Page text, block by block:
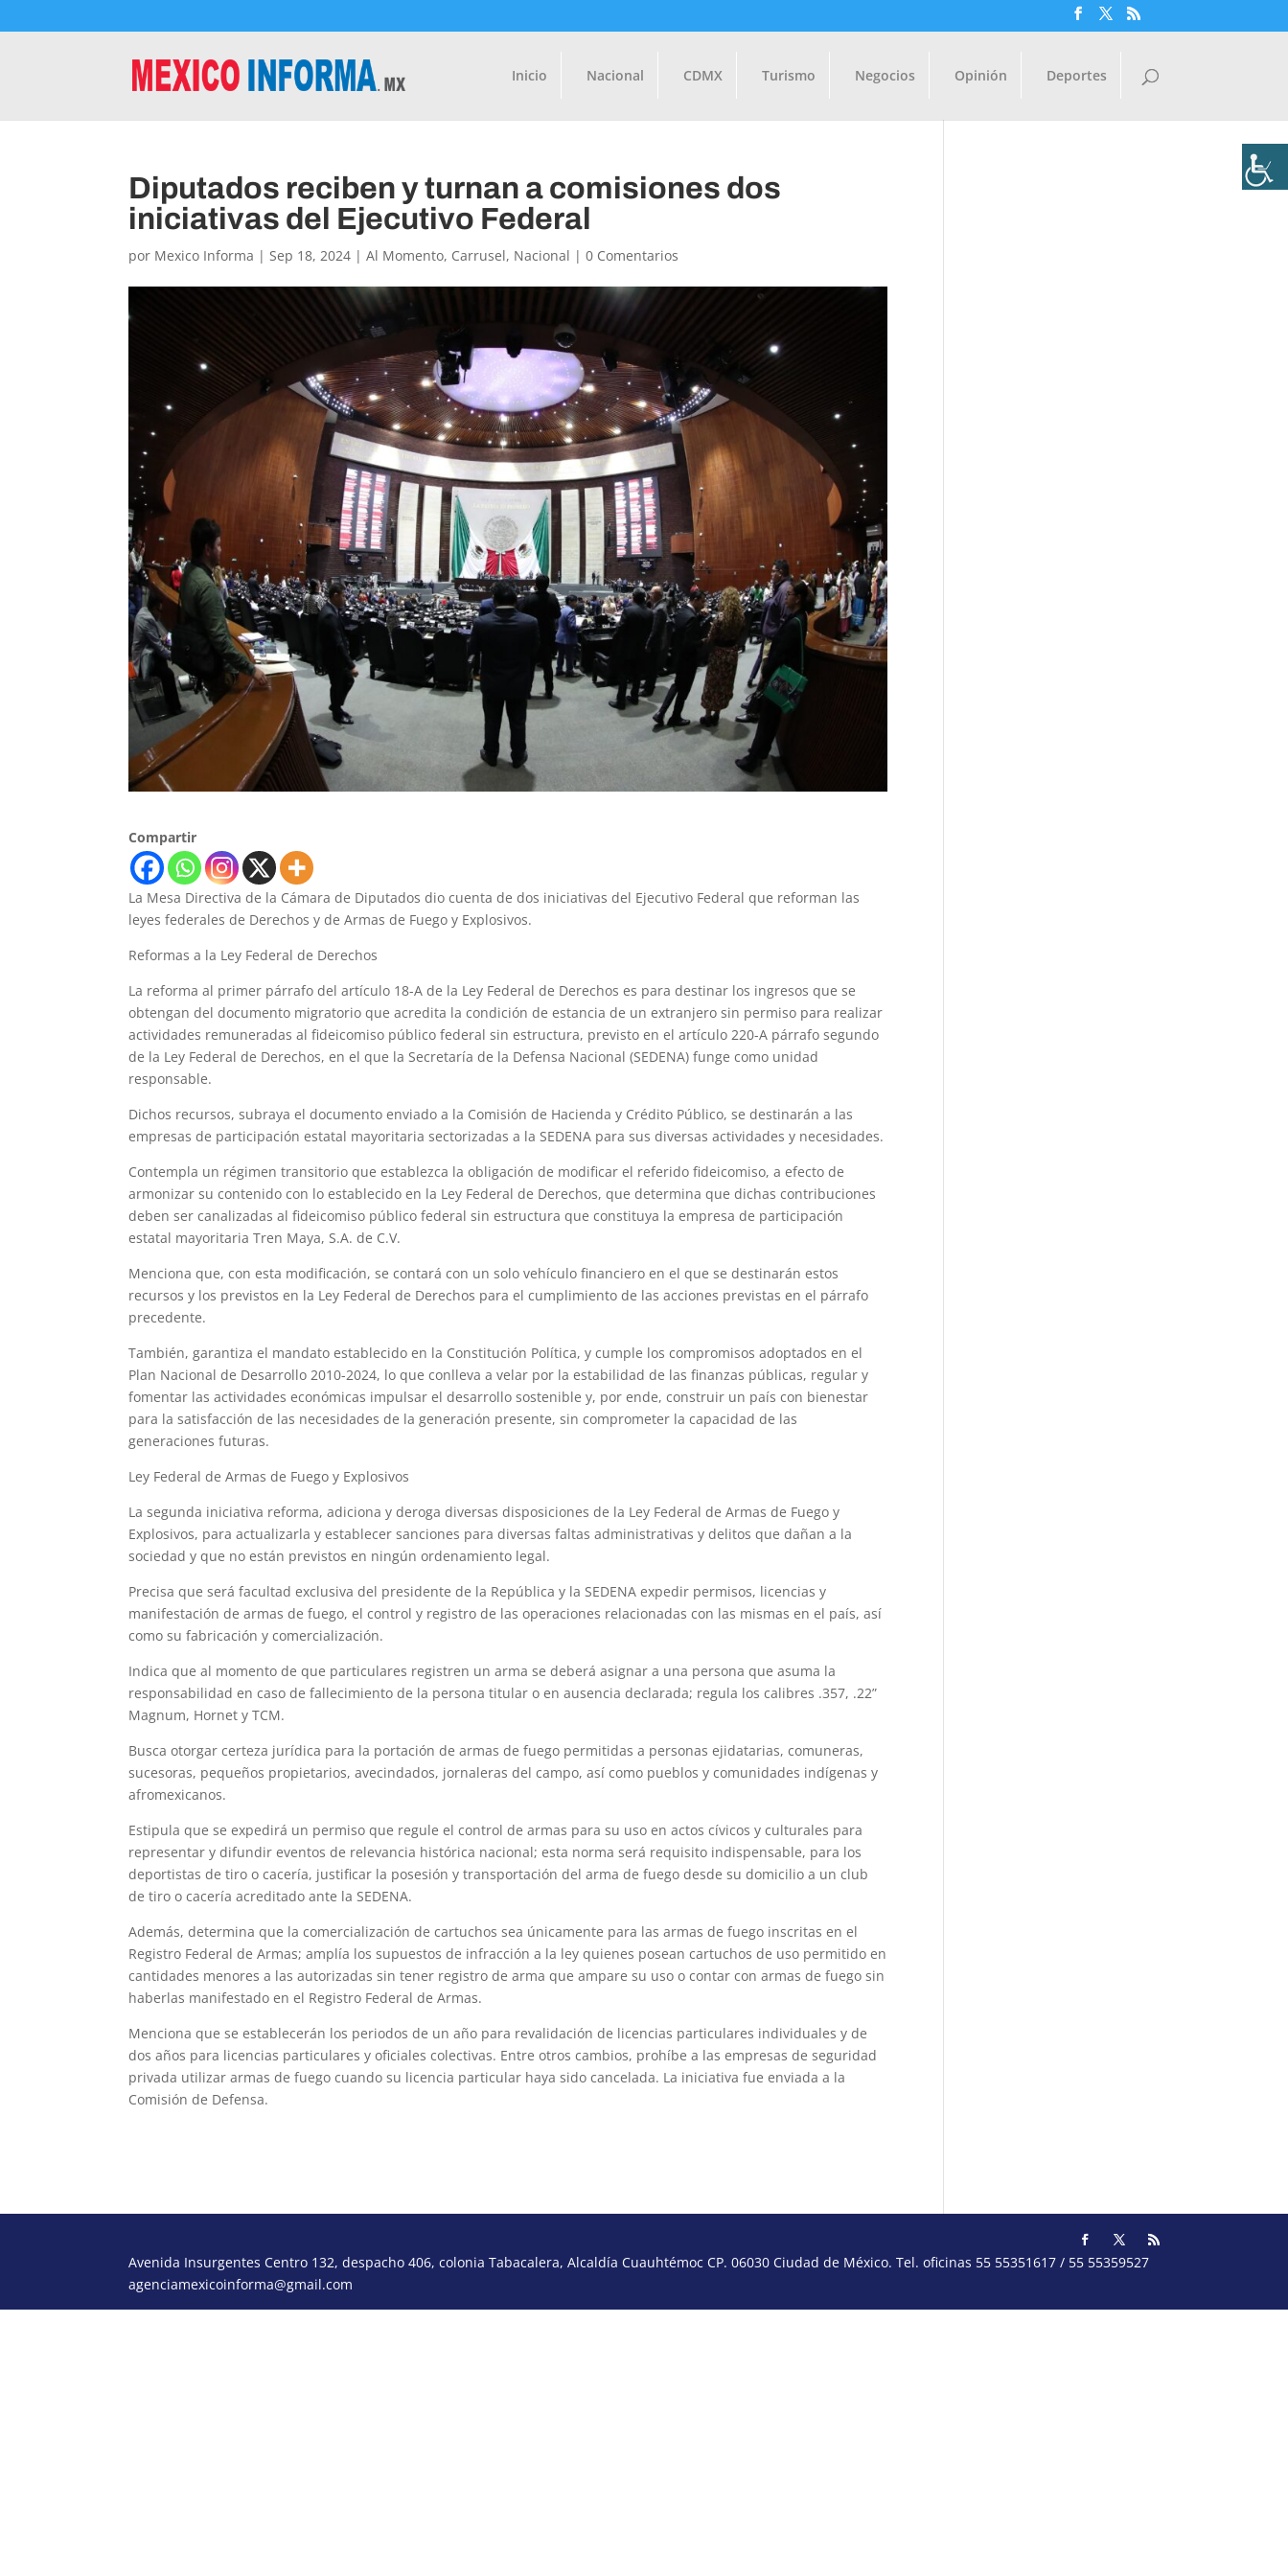
Inicio Nacional CDMX Turismo Negocios Opinión Deportes
Diputados reciben y turnan a comisiones dos
iniciativas del Ejecutivo Federal
por Mexico Informa |Sep 18, 2024 |Al Momento, Carrusel, Nacional |0 Comentarios
Compartir
La Mesa Directiva de la Cámara de Diputados dio cuenta de dos iniciativas del Ejecutivo Federal que reforman las
leyes federales de Derechos y de Armas de Fuego y Explosivos.
Reformas a la Ley Federal de Derechos
La reforma al primer párrafo del artículo 18-A de la Ley Federal de Derechos es para destinar los ingresos que se
obtengan del documento migratorio que acredita la condición de estancia de un extranjero sin permiso para realizar
actividades remuneradas al fideicomiso público federal sin estructura, previsto en el artículo 220-A párrafo segundo
de la Ley Federal de Derechos, en el que la Secretaría de la Defensa Nacional (SEDENA) funge como unidad
responsable.
Dichos recursos, subraya el documento enviado a la Comisión de Hacienda y Crédito Público, se destinarán a las
empresas de participación estatal mayoritaria sectorizadas a la SEDENA para sus diversas actividades y necesidades.
Contempla un régimen transitorio que establezca la obligación de modificar el referido fideicomiso, a efecto de
armonizar su contenido con lo establecido en la Ley Federal de Derechos, que determina que dichas contribuciones
deben ser canalizadas al fideicomiso público federal sin estructura que constituya la empresa de participación
estatal mayoritaria Tren Maya, S.A. de C.V.
Menciona que, con esta modificación, se contará con un solo vehículo financiero en el que se destinarán estos
recursos y los previstos en la Ley Federal de Derechos para el cumplimiento de las acciones previstas en el párrafo
precedente.
También, garantiza el mandato establecido en la Constitución Política, y cumple los compromisos adoptados en el
Plan Nacional de Desarrollo 2010-2024, lo que conlleva a velar por la estabilidad de las finanzas públicas, regular y
fomentar las actividades económicas impulsar el desarrollo sostenible y, por ende, construir un país con bienestar
para la satisfacción de las necesidades de la generación presente, sin comprometer la capacidad de las
generaciones futuras.
Ley Federal de Armas de Fuego y Explosivos
La segunda iniciativa reforma, adiciona y deroga diversas disposiciones de la Ley Federal de Armas de Fuego y
Explosivos, para actualizarla y establecer sanciones para diversas faltas administrativas y delitos que dañan a la
sociedad y que no están previstos en ningún ordenamiento legal.
Precisa que será facultad exclusiva del presidente de la República y la SEDENA expedir permisos, licencias y
manifestación de armas de fuego, el control y registro de las operaciones relacionadas con las mismas en el país, así
como su fabricación y comercialización.
Indica que al momento de que particulares registren un arma se deberá asignar a una persona que asuma la
responsabilidad en caso de fallecimiento de la persona titular o en ausencia declarada; regula los calibres .357, .22”
Magnum, Hornet y TCM.
Busca otorgar certeza jurídica para la portación de armas de fuego permitidas a personas ejidatarias, comuneras,
sucesoras, pequeños propietarios, avecindados, jornaleras del campo, así como pueblos y comunidades indígenas y
afromexicanos.
Estipula que se expedirá un permiso que regule el control de armas para su uso en actos cívicos y culturales para
representar y difundir eventos de relevancia histórica nacional; esta norma será requisito indispensable, para los
deportistas de tiro o cacería, justificar la posesión y transportación del arma de fuego desde su domicilio a un club
de tiro o cacería acreditado ante la SEDENA.
Además, determina que la comercialización de cartuchos sea únicamente para las armas de fuego inscritas en el
Registro Federal de Armas; amplía los supuestos de infracción a la ley quienes posean cartuchos de uso permitido en
cantidades menores a las autorizadas sin tener registro de arma que ampare su uso o contar con armas de fuego sin
haberlas manifestado en el Registro Federal de Armas.
Menciona que se establecerán los periodos de un año para revalidación de licencias particulares individuales y de
dos años para licencias particulares y oficiales colectivas. Entre otros cambios, prohíbe a las empresas de seguridad
privada utilizar armas de fuego cuando su licencia particular haya sido cancelada. La iniciativa fue enviada a la
Comisión de Defensa.
Avenida Insurgentes Centro 132, despacho 406, colonia Tabacalera, Alcaldía Cuauhtémoc CP. 06030 Ciudad de México. Tel. oficinas 55 55351617 / 55 55359527
agenciamexicoinforma@gmail.com